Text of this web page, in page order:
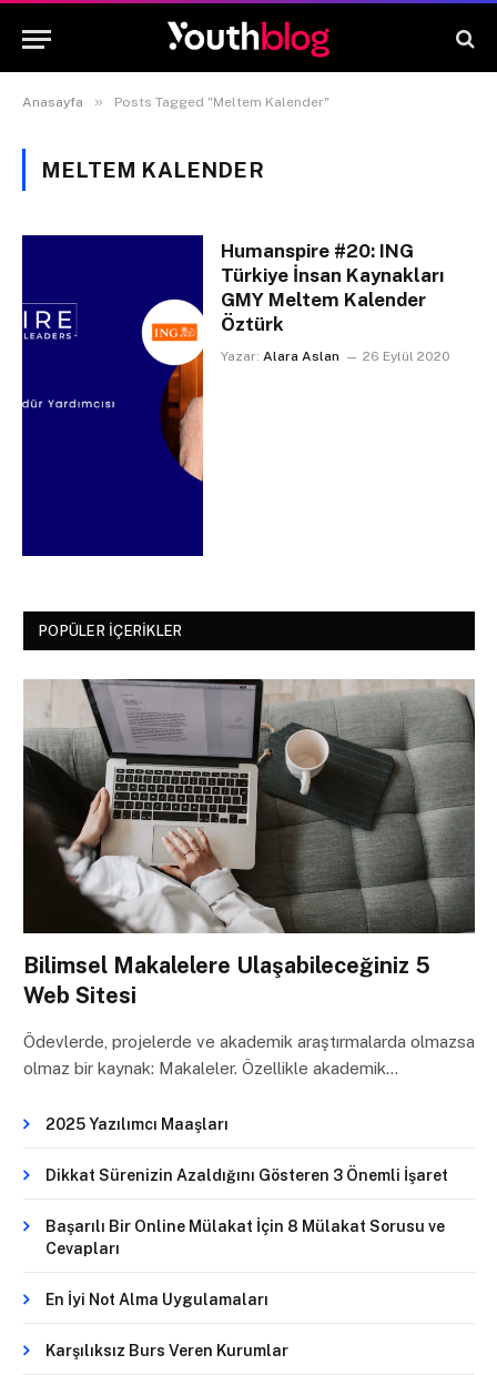
Anasayfa » Posts Tagged "Meltem Kalender"
MELTEM KALENDER
Humanspire #20: ING
Türkiye İnsan Kaynakları
GMY Meltem Kalender
Öztürk
Yazar: Alara Aslan 26 Eylül 2020
POPÜLER İÇERIKLER
Bilimsel Makalelere Ulaşabileceğiniz 5
Web Sitesi
Ödevlerde, projelerde ve akademik araştırmalarda olmazsa
olmaz bir kaynak: Makaleler. Özellikle akademik…
2025 Yazılımcı Maaşları
Dikkat Sürenizin Azaldığını Gösteren 3 Önemli İşaret
Başarılı Bir Online Mülakat İçin 8 Mülakat Sorusu ve
Cevapları
En İyi Not Alma Uygulamaları
Karşılıksız Burs Veren Kurumlar